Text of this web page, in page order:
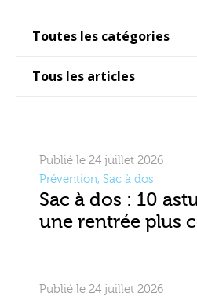
Publié le 24 juillet 2026
Prévention, Sac à dos
Sac à dos : 10
une rentrée plus
Publié le 24 juillet 2026